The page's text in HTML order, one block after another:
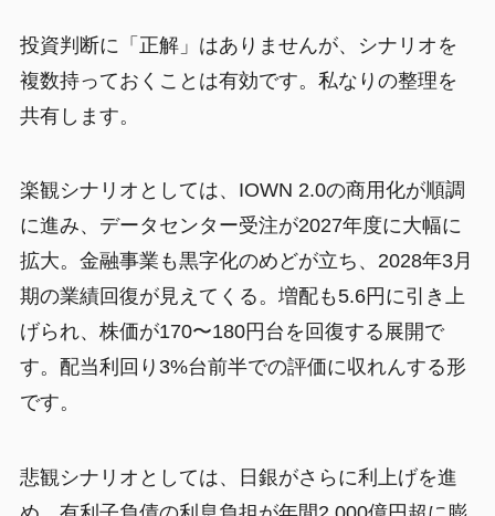
投資判断に「正解」はありませんが、シナリオを
複数持っておくことは有効です。私なりの整理を
共有します。
楽観シナリオとしては、IOWN 2.0の商用化が順調
に進み、データセンター受注が2027年度に大幅に
拡大。金融事業も黒字化のめどが立ち、2028年3月
期の業績回復が見えてくる。増配も5.6円に引き上
げられ、株価が170〜180円台を回復する展開で
す。配当利回り3%台前半での評価に収れんする形
です。
悲観シナリオとしては、日銀がさらに利上げを進